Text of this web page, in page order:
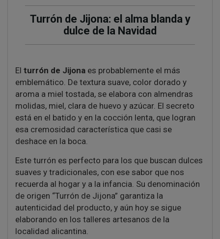
Turrón de Jijona: el alma blanda y
dulce de la Navidad
El turrón de Jijona es probablemente el más
emblemático. De textura suave, color dorado y
aroma a miel tostada, se elabora con almendras
molidas, miel, clara de huevo y azúcar. El secreto
está en el batido y en la cocción lenta, que logran
esa cremosidad característica que casi se
deshace en la boca.
Este turrón es perfecto para los que buscan dulces
suaves y tradicionales, con ese sabor que nos
recuerda al hogar y a la infancia. Su denominación
de origen “Turrón de Jijona” garantiza la
autenticidad del producto, y aún hoy se sigue
elaborando en los talleres artesanos de la
localidad alicantina.